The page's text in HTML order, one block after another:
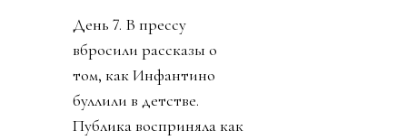
День 7. В прессу
вбросили рассказы о
том, как Инфантино
буллили в детстве.
Публика восприняла как